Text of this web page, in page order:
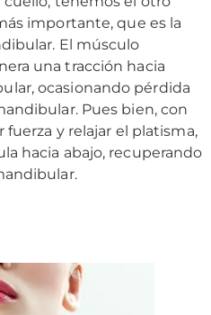
importante, que es la
El músculo
una tracción hacia
ocasionando pérdida
Pues bien, con
y relajar el platisma,
hacia abajo, recuperando